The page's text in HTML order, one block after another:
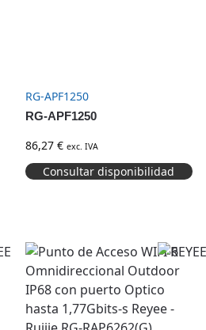
RG-APF1250
RG-APF1250
86,27 € exc. IVA
Consultar disponibilidad